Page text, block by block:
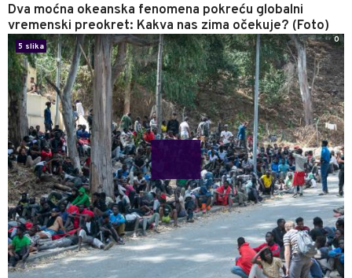
Dva moćna okeanska fenomena pokreću globalni
vremenski preokret: Kakva nas zima očekuje? (Foto)
5 slika
0